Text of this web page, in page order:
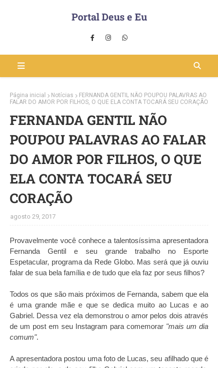
Portal Deus e Eu
Página inicial Notícias
FERNANDA GENTIL NÃO POUPOU PALAVRAS AO
FALAR DO AMOR POR FILHOS, O QUE ELA CONTA TOCARÁ SEU CORAÇÃO
FERNANDA GENTIL NÃO
POUPOU PALAVRAS AO FALAR
DO AMOR POR FILHOS, O QUE
ELA CONTA TOCARÁ SEU
CORAÇÃO
agosto 29, 2017
Provavelmente você conhece a talentosíssima apresentadora
Fernanda Gentil e seu grande trabalho no Esporte
Espetacular, programa da Rede Globo. Mas será que já ouviu
falar de sua bela família e de tudo que ela faz por seus filhos?
Todos os que são mais próximos de Fernanda, sabem que ela
é uma grande mãe e que se dedica muito ao Lucas e ao
Gabriel. Dessa vez ela demonstrou o amor pelos dois através
de um post em seu Instagram para comemorar "mais um dia
comum".
A apresentadora postou uma foto de Lucas, seu afilhado que é